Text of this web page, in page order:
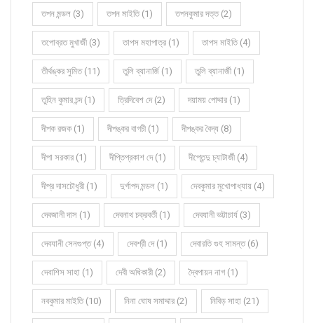
তপন মন্ডল (3) তপন মাইতি (1) তপনকুমার দত্ত (2)
তপোব্রত মুখার্জী (3) তাপস মহাপাত্র (1) তাপস মাইতি (4)
তীর্থঙ্কর সুমিত (11) তুলি ব্যানার্জি (1) তুলি ব্যানার্জী (1)
তুহিন কুমার চন্দ (1) ত্রিদিবেশ দে (2) দয়াময় পোদ্দার (1)
দীপক রজক (1) দীপঙ্কর বাগচী (1) দীপঙ্কর বৈদ্য (8)
দীপা সরকার (1) দীপ্তিপ্রকাশ দে (1) দীপ্তেন্দু চ্যাটার্জী (4)
দীপ্র দাসচৌধুরী (1) দুর্গাপদ মন্ডল (1) দেবকুমার মুখোপাধ্যায় (4)
দেবজানী দাস (1) দেবনাথ চক্রবর্তী (1) দেবযানী ভট্টাচার্য (3)
দেবযানী সেনগুপ্ত (4) দেবশ্রী দে (1) দেবারতি গুহ সামন্ত (6)
দেবাশিস সাহা (1) দেবী অধিকারী (2) দ্বৈপায়ন নাগ (1)
নবকুমার মাইতি (10) নিনা ঘোষ সমাদ্দার (2) নিবিড় সাহা (21)